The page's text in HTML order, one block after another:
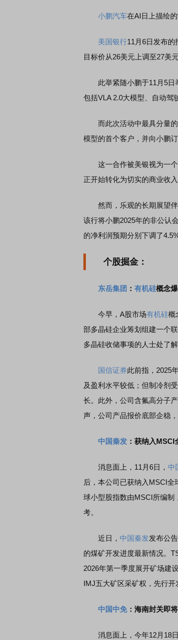
小鹏汽车在AI日上描绘
美国银行11月6日发布的
目标价从26美元上调至27美
此举紧随小鹏于11月5日
包括VLA 2.0大模型、自动驾
而此次活动中最具分量的
模型的首个客户，并向小鹏
这一合作被美银视为一个
正开始转化为切实的商业收
然而，乐观的长期展望伴
该行将小鹏2025年的非公认
的净利润预期分别下调了
个股掘金：
东岳集团 ： 有机硅概念
今早，A股市场有机硅概
部多晶硅企业筹划组建一个
多晶硅收储事项的人士处了
国信证券此前指，2025
及盈利水平较低；但制冷剂
长。此外，公司含氟高分子
声，公司产品报价底部企稳
中国秦发 ：获纳入
消息面上，11月6日， 中
后，本公司已获纳入MSCI
球小型股指数由MSCI所编制
考。
近日， 中国秦发发布公
的煤矿开发进度最新情况。
2026年第一季度展开矿场建
IMJ五大矿区采矿权，先行开
中国中免：海南封关即
消息面上，今年12月18日